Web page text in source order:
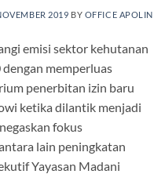
2019 BY OFFICE APOLIN
emisi sektor kehutanan
memperluas
penerbitan izin baru
ketika dilantik menjadi
fokus
lain peningkatan
Yayasan Madani